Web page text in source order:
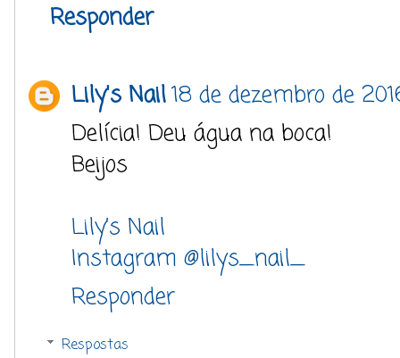
Responder
Lily's Nail18 de dezembro de
Delícia! Deu água na boca!
Beijos
Lily’s Nail
Instagram @lilys_nail_
Responder
Respostas